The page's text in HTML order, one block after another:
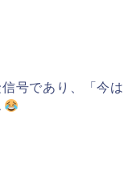
号であり、「今